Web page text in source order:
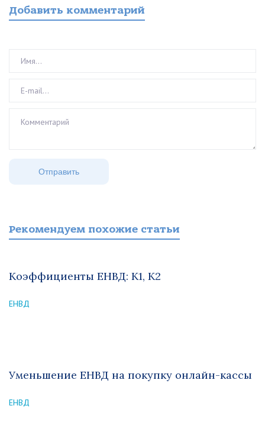
Добавить комментарий
Рекомендуем похожие статьи
Коэффициенты ЕНВД: К1, К2
ЕНВД
Уменьшение ЕНВД на покупку онлайн-кассы
ЕНВД